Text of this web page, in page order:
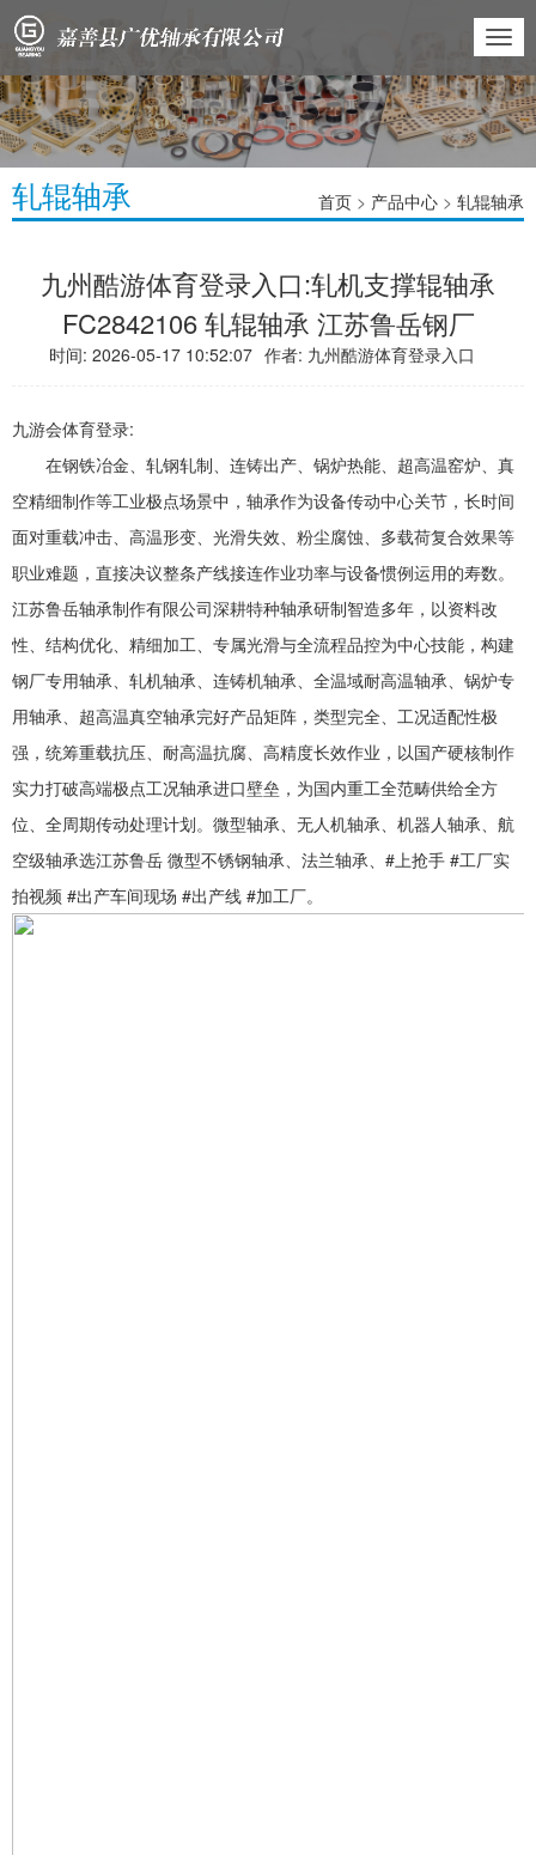
切
导
航
轧辊轴承 首页 > 产品中心 > 轧辊轴承
九州酷游体育登录入口:轧机支撑辊轴承
FC2842106 轧辊轴承 江苏鲁岳钢厂
时间: 2026-05-17 10:52:07 作者: 九州酷游体育登录入口
九游会体育登录:
在钢铁冶金、轧钢轧制、连铸出产、锅炉热能、超高温窑炉、真
空精细制作等工业极点场景中，轴承作为设备传动中心关节，长时间
面对重载冲击、高温形变、光滑失效、粉尘腐蚀、多载荷复合效果等
职业难题，直接决议整条产线接连作业功率与设备惯例运用的寿数。
江苏鲁岳轴承制作有限公司深耕特种轴承研制智造多年，以资料改
性、结构优化、精细加工、专属光滑与全流程品控为中心技能，构建
钢厂专用轴承、轧机轴承、连铸机轴承、全温域耐高温轴承、锅炉专
用轴承、超高温真空轴承完好产品矩阵，类型完全、工况适配性极
强，统筹重载抗压、耐高温抗腐、高精度长效作业，以国产硬核制作
实力打破高端极点工况轴承进口壁垒，为国内重工全范畴供给全方
位、全周期传动处理计划。微型轴承、无人机轴承、机器人轴承、航
空级轴承选江苏鲁岳 微型不锈钢轴承、法兰轴承、#上抢手 #工厂实
拍视频 #出产车间现场 #出产线 #加工厂。